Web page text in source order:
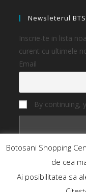
Newsleterul
Inscrie-te in lista
curent cu ultimele
Email
By continuing,
Botosani Shopping
Botosani Shopping
de cea
Ai posibilitatea sa